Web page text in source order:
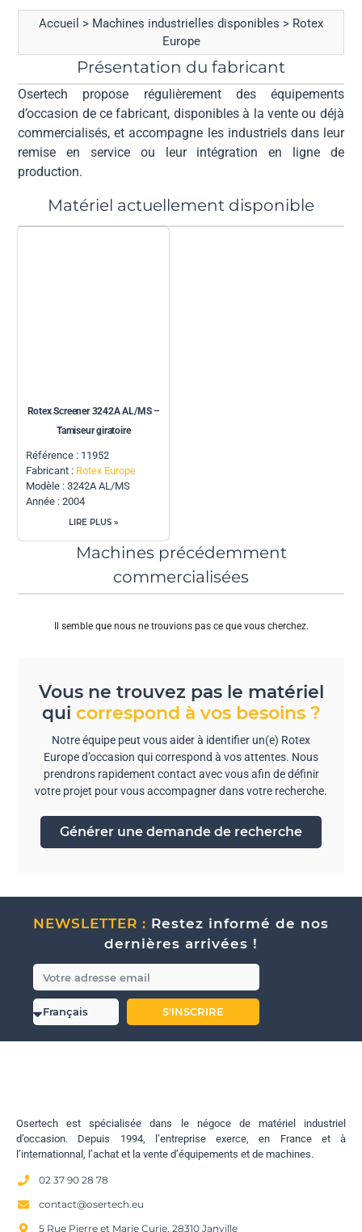
Accueil > Machines industrielles disponibles > Rotex
Europe
Présentation du fabricant
Osertech propose régulièrement des équipements
d’occasion de ce fabricant, disponibles à la vente ou déjà
commercialisés, et accompagne les industriels dans leur
remise en service ou leur intégration en ligne de
production.
Matériel actuellement disponible
Rotex Screener 3242A AL/MS –
Tamiseur giratoire
Référence : 11952
Fabricant : Rotex Europe
Modèle : 3242A AL/MS
Année : 2004
LIRE PLUS »
Machines précédemment
commercialisées
Il semble que nous ne trouvions pas ce que vous cherchez.
Vous ne trouvez pas le matériel
qui correspond à vos besoins ?
Notre équipe peut vous aider à identifier un(e) Rotex
Europe d’occasion qui correspond à vos attentes. Nous
prendrons rapidement contact avec vous afin de définir
votre projet pour vous accompagner dans votre recherche.
Générer une demande de recherche
NEWSLETTER : Restez informé de nos
dernières arrivées !
S'INSCRIRE
Osertech est spécialisée dans le négoce de matériel industriel
d’occasion. Depuis 1994, l’entreprise exerce, en France et à
l’internationnal, l’achat et la vente d’équipements et de machines.
02 37 90 28 78
contact@osertech.eu
5 Rue Pierre et Marie Curie, 28310 Janville